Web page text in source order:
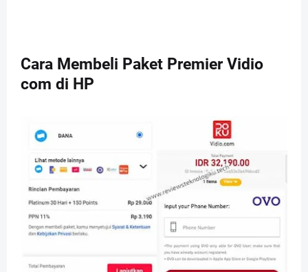
Cara Membeli Paket Premier Vidio
com di HP